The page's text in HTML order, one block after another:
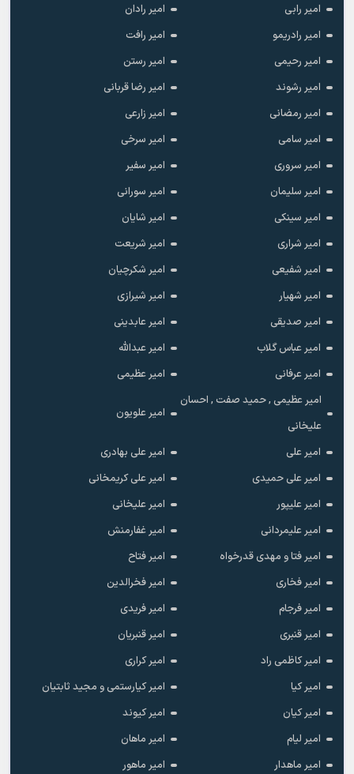
امیر رابی
امیر رادان
امیر رادریمو
امیر رافت
امیر رحیمی
امیر رستن
امیر رشوند
امیر رضا قربانی
امیر رمضانی
امیر زارعی
امیر سامی
امیر سرخی
امیر سروری
امیر سفیر
امیر سلیمان
امیر سورانی
امیر سینکی
امیر شایان
امیر شراری
امیر شریعت
امیر شفیعی
امیر شکرچیان
امیر شهیار
امیر شیرازی
امیر صدیقی
امیر عابدینی
امیر عباس گلاب
امیر عبدالله
امیر عرفانی
امیر عظیمی
امیر عظیمی , حمید صفت , احسان
علیخانی
امیر علویون
امیر علی
امیر علی بهادری
امیر علی حمیدی
امیر علی کریمخانی
امیر علیپور
امیر علیخانی
امیر علیمردانی
امیر غفارمنش
امیر فتا و مهدی قدرخواه
امیر فتاح
امیر فخاری
امیر فخرالدین
امیر فرجام
امیر فریدی
امیر قنبری
امیر قنبریان
امیر کاظمی راد
امیر کراری
امیر کیا
امیر کیارستمی و مجید ثابتیان
امیر کیان
امیر کیوند
امیر لیام
امیر ماهان
امیر ماهدار
امیر ماهور